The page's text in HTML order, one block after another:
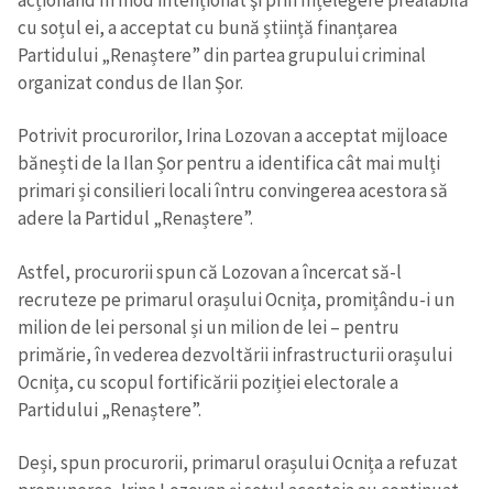
cu soțul ei, a acceptat cu bună știință finanțarea
Partidului „Renaștere” din partea grupului criminal
organizat condus de Ilan Șor.
Potrivit procurorilor, Irina Lozovan a acceptat mijloace
bănești de la Ilan Șor pentru a identifica cât mai mulți
primari și consilieri locali întru convingerea acestora să
adere la Partidul „Renaștere”.
Astfel, procurorii spun că Lozovan a încercat să-l
recruteze pe primarul orașului Ocnița, promițându-i un
milion de lei personal și un milion de lei – pentru
primărie, în vederea dezvoltării infrastructurii orașului
Ocnița, cu scopul fortificării poziției electorale a
Partidului „Renaștere”.
Deși, spun procurorii, primarul orașului Ocnița a refuzat